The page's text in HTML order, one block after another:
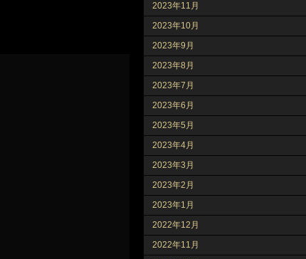
2023年11月
2023年10月
2023年9月
2023年8月
2023年7月
2023年6月
2023年5月
2023年4月
2023年3月
2023年2月
2023年1月
2022年12月
2022年11月